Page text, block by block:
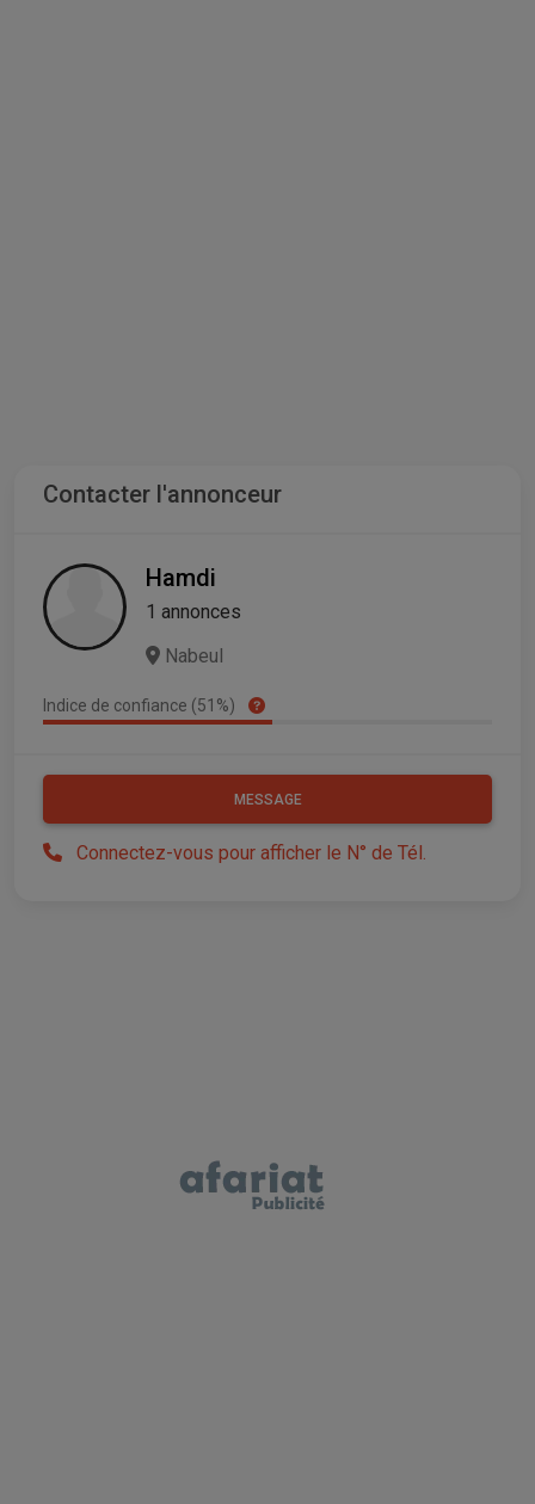
Contacter l'annonceur
Hamdi
1 annonces
Nabeul
Indice de confiance (51%)
MESSAGE
Connectez-vous pour afficher le N° de Tél.